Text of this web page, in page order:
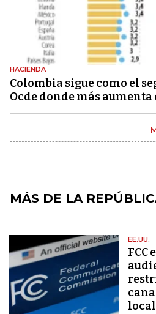
HACIENDA
Colombia sigue como el
Ocde donde más aumenta
MÁS DE LA
EE.UU.